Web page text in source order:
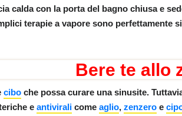
calda con la porta del bagno chiusa e
terapie a vapore sono perfettamente
Bere te allo
ciboche possa curare una sinusite.
e antiviralicome aglio, zenzeroe